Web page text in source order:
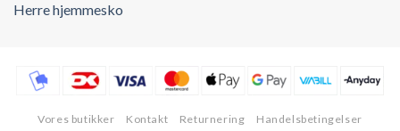
Herre hjemmesko
Vores butikker Kontakt Returnering Handelsbetingelser